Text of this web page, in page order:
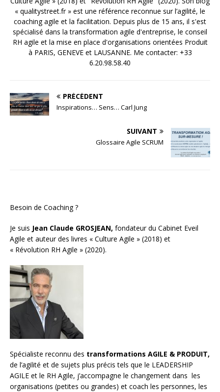
« qualitystreet.fr » est une référence reconnue sur l’agilité, le
coaching agile et la facilitation. Depuis plus de 15 ans, il s'est
spécialisé dans la transformation agile d'entreprise, le conseil
RH agile et la mise en place d'organisations orientées Produit
à PARIS, GENEVE et LAUSANNE. Me contacter: +33
6.20.98.58.40
PRÉCÉDENT
Inspirations… Sens… Carl Jung
SUIVANT
Glossaire Agile SCRUM
Besoin de Coaching ?
Je suis Jean Claude GROSJEAN, fondateur du Cabinet Eveil
Agile et auteur des livres « Culture Agile » (2018) et
« Révolution RH Agile » (2020).
Spécialiste reconnu des transformations AGILE & PRODUIT,
de l’agilité et de sujets plus précis tels que le LEADERSHIP
AGILE et le RH Agile, j’accompagne le changement dans les
organisations (petites ou grandes) et coach les personnes, les